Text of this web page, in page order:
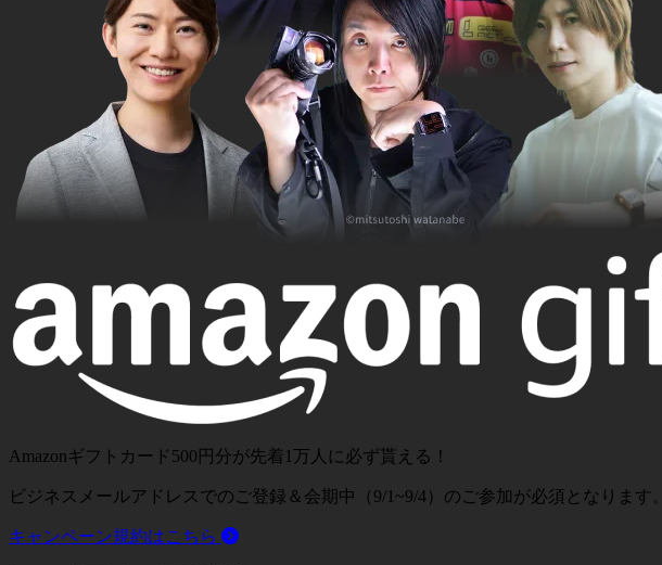
Amazonギフトカード500 円分が先着 1万人に必ず貰える！
ビジネスメールアドレスでのご登録＆会期中（9/1~9/4）のご参加が必須となります。
キャンペーン規約はこちら